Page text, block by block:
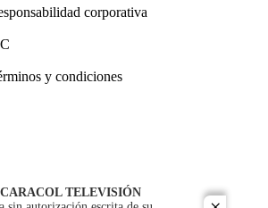
corporativa
y condiciones
CARACOL TELEVISIÓN